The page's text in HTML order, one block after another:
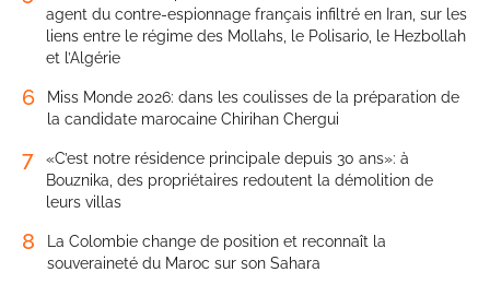
agent du contre-espionnage français infiltré en Iran, sur les
liens entre le régime des Mollahs, le Polisario, le Hezbollah
et l’Algérie
6
Miss Monde 2026: dans les coulisses de la préparation de
la candidate marocaine Chirihan Chergui
7
«C’est notre résidence principale depuis 30 ans»: à
Bouznika, des propriétaires redoutent la démolition de
leurs villas
8
La Colombie change de position et reconnaît la
souveraineté du Maroc sur son Sahara